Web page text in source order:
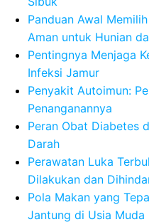
Panduan Awal
Aman untuk Hunian
Pentingnya Menjaga
Infeksi Jamur
Penyakit Autoimun:
Penanganannya
Peran Obat Diabetes
Darah
Perawatan Luka
Dilakukan dan
Pola Makan yang
Jantung di Usia Muda